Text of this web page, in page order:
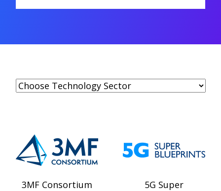
3MF Consortium
5G Super